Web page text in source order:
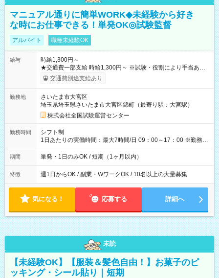
マニュアル通りに簡単WORK◆未経験から好き
な時にお仕事できる！単発OK◎試験監督
アルバイト 職種未経験OK
給与
時給1,300円～
★交通費一部支給 時給1,300円～ ※試験・役割により手当あり
※勤務回数により昇給あり 【即給（前払い）オプションあ
り！】 希望される場合、勤務から1週間ほどで給与の一部を受け
例】 ・河合塾模擬試験 8:30～17:30（休憩1時間） 時給1,300円
×8時間＝日収10,400円＋交通費 ※当日の役割により時給＋100
円の場合あり ・国家試験 7:00～13:30（休憩なし） 時給1,300
円（役割手当＋100円）×6時間＝日収8,400円＋交通費 【試用期
間】試用期間なし
交通費別途支給あり
勤務地
さいたま市大宮区
埼玉県埼玉県さいたま市大宮区錦町（最寄り駅：大宮駅）
株式会社全国試験運営センター
勤務時間
シフト制
1日あたりの実働時間：最大7時間/日 09：00～17：00 ※勤務時
間は 試験により異なります。
期間 単発・1日のみOK / 短期（1ヶ月以内）
特徴 週1日からOK / 副業・WワークOK / 10名以上の大量募集
気になる！ 応募する 詳細へ
未読
【未経験OK】【服装＆髪色自由！】お菓子のピ
ッキング・シール貼り｜短期